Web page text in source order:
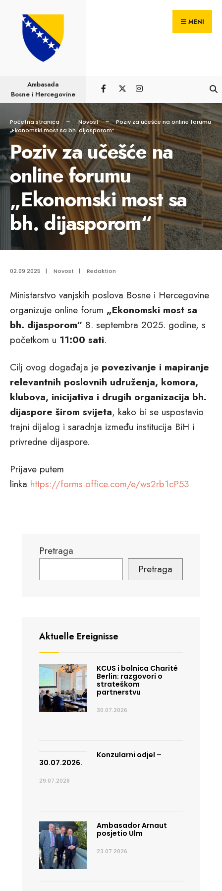
content
MENI
Ambasada
Bosne i Hercegovine
Početna stranica Novost
Poziv za učešće na online forumu
„Ekonomski most sa bh. dijasporom“
Poziv za učešće na
online forumu
„Ekonomski most sa
bh. dijasporom“
02.09.2025 | Novost | Redaktion
Ministarstvo vanjskih poslova Bosne i Hercegovine
organizuje online forum „Ekonomski most sa
bh. dijasporom“ 8. septembra 2025. godine, s
početkom u 11:00 sati.
Cilj ovog događaja je povezivanje i mapiranje
relevantnih poslovnih udruženja, komora,
klubova, inicijativa i drugih organizacija bh.
dijaspore širom svijeta, kako bi se uspostavio
trajni dijalog i saradnja između institucija BiH i
privredne dijaspore.
Prijave putem
linka https://forms.office.com/e/ws2rb1cP53
Pretraga
Pretraga
Aktuelle Ereignisse
KCUS i bolnica Charité
Berlin: razgovori o
strateškom
partnerstvu
30.07.2026
Konzularni odjel –
30.07.2026.
29.07.2026
Ambasador Arnaut
posjetio Ulm
23.07.2026
za: